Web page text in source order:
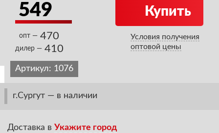
549
опт — 470
дилер — 410
Купить
Условия получения
оптовой цены
Артикул: 1076
г.Сургут — в наличии
Доставка в Укажите город